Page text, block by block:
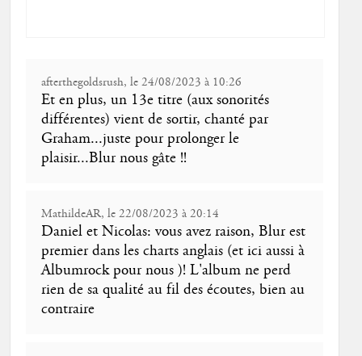
afterthegoldsrush, le 24/08/2023 à 10:26
Et en plus, un 13e titre (aux sonorités
différentes) vient de sortir, chanté par
Graham...juste pour prolonger le
plaisir...Blur nous gâte !!
MathildeAR, le 22/08/2023 à 20:14
Daniel et Nicolas: vous avez raison, Blur est
premier dans les charts anglais (et ici aussi à
Albumrock pour nous )! L'album ne perd
rien de sa qualité au fil des écoutes, bien au
contraire